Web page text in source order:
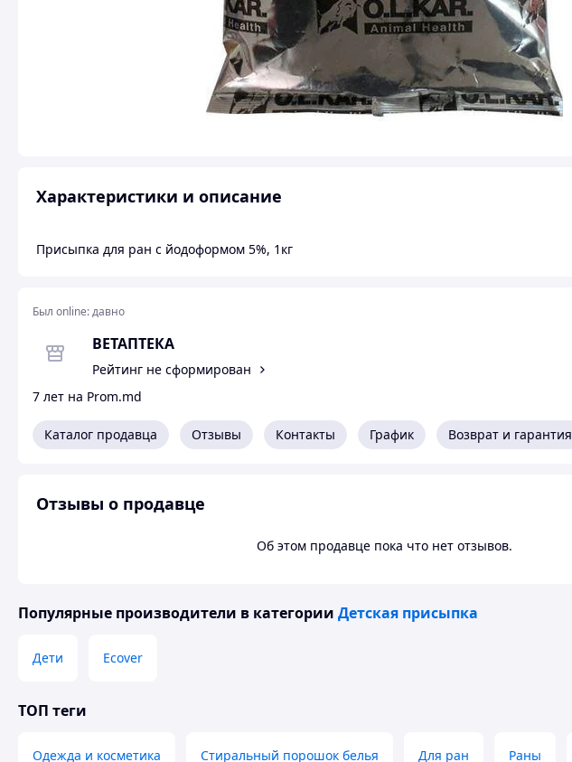
Характеристики и описание
Присыпка для ран с йодоформом 5%, 1кг
Был online:давно
ВЕТАПТЕКА
Рейтинг не сформирован
7 лет на Prom.md
Каталог продавца Отзывы Контакты График Возврат и гарантия
Отзывы о продавце
Об этом продавце пока что нет отзывов.
Популярные производители в категории Детская присыпка
Дети Ecover
ТОП теги
Одежда и косметика Стиральный порошок белья Для ран Раны